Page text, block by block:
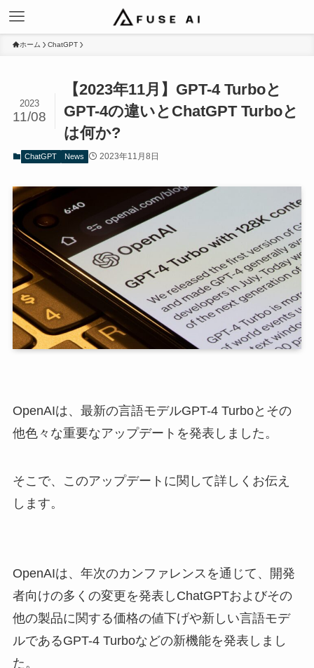
ホーム ChatGPT
【2023年11月】GPT-4 Turboと
GPT-4の違いとChatGPT Turboと
は何か?
2023
11/08
ChatGPT News 2023年11月8日
OpenAIは、最新の言語モデルGPT-4 Turboとその
他色々な重要なアップデートを発表しました。
そこで、このアップデートに関して詳しくお伝え
します。
OpenAIは、年次のカンファレンスを通じて、開発
者向けの多くの変更を発表しChatGPTおよびその
他の製品に関する価格の値下げや新しい言語モデ
ルであるGPT-4 Turboなどの新機能を発表しまし
た。